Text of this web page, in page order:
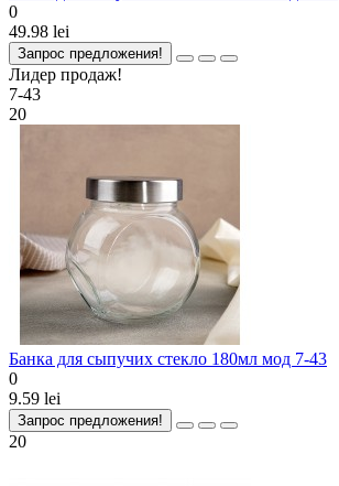
0
49.98 lei
Запрос предложения!
Лидер продаж!
7-43
20
Банка для сыпучих стекло 180мл мод 7-43
0
9.59 lei
Запрос предложения!
20